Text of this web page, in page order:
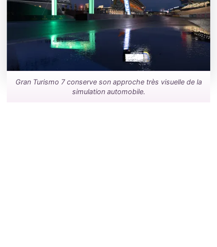
Gran Turismo 7 conserve son approche très visuelle de la
simulation automobile.